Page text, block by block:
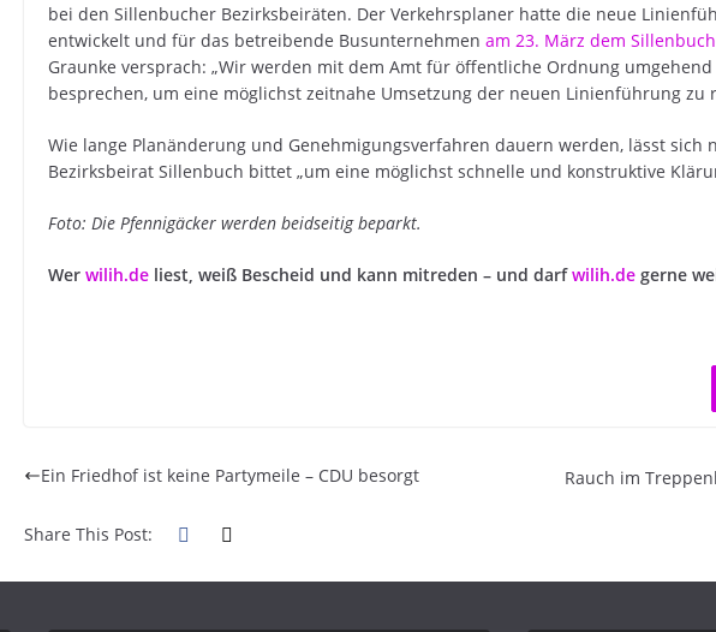
bei den Sillenbucher Bezirksbeiräten. Der Verkehrsplaner hatte die neue
entwickelt und für das betreibende Busunternehmenam 23. März dem
Graunke versprach: „Wir werden mit dem Amt für öffentliche Ordnung
besprechen, um eine möglichst zeitnahe Umsetzung der neuen Linienführung zu
Wie lange Planänderung und Genehmigungsverfahren dauern werden, lässt sich
Bezirksbeirat Sillenbuch bittet „um eine möglichst schnelle und konstruktive
Foto: Die Pfennigäcker werden beidseitig beparkt.
Werwilih.de liest, weiß Bescheid und kann mitreden – und darfwilih.de gerne
Ein Friedhof ist keine Partymeile – CDU besorgt Rauch im
Share This Post: